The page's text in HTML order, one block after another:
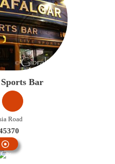
Bar
Road
City